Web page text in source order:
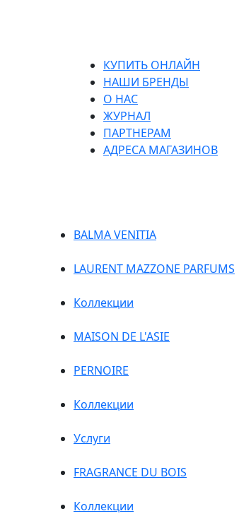
КУПИТЬ ОНЛАЙН
НАШИ БРЕНДЫ
О НАС
ЖУРНАЛ
ПАРТНЕРАМ
АДРЕСА МАГАЗИНОВ
BALMA VENITIA
LAURENT MAZZONE PARFUMS
Коллекции
MAISON DE L'ASIE
PERNOIRE
Коллекции
Услуги
FRAGRANCE DU BOIS
Коллекции